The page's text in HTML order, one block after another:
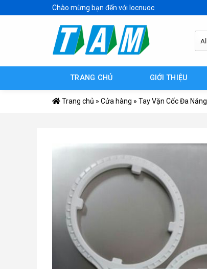
to
Chào mừng bạn đến với locnuoc
TRANG CHỦ GIỚI THIỆU
Trang chủ » Cửa hàng » Tay Vặn Cốc Đa Năng